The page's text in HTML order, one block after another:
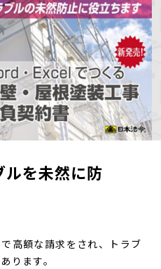
を未然に防
高額な請求をされ、トラブ
ります。